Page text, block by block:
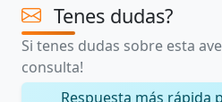
Tenes dudas?
Si tenes dudas sobre esta
consulta!
Respuesta más rápida